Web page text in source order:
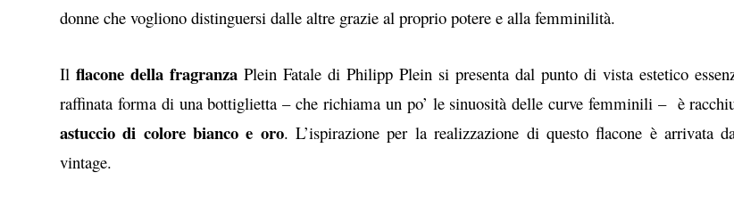
donne che vogliono distinguersi dalle altre grazie al proprio potere e alla femminilità.
Il flacone della fragranza Plein Fatale di Philipp Plein si presenta dal punto di vista estetico
raffinata forma di una bottiglietta – che richiama un po’ le sinuosità delle curve femminili – è
astuccio di colore bianco e oro. L’ispirazione per la realizzazione di questo flacone è arrivata
vintage.